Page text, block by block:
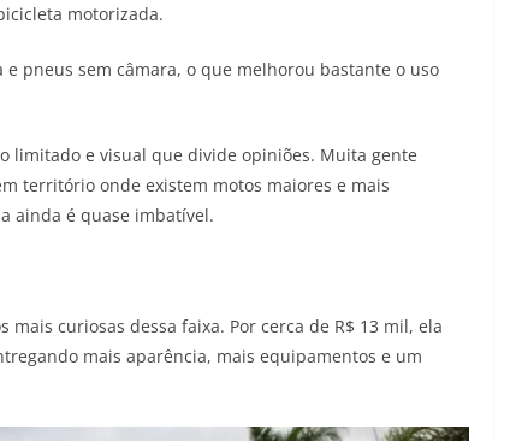
motorizada.
pneus sem câmara, o que melhorou bastante o uso
limitado e visual que divide opiniões. Muita gente
território onde existem motos maiores e mais
ainda é quase imbatível.
mais curiosas dessa faixa. Por cerca de R$ 13 mil, ela
mais aparência, mais equipamentos e um